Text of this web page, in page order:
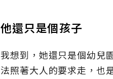
他還只是個孩子
我想到，她還只是個幼兒
法照著大人的要求走，也